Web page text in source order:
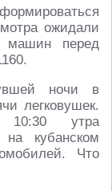
ожидали
машин перед
ночи в
легковушек.
утра
кубанском
Что